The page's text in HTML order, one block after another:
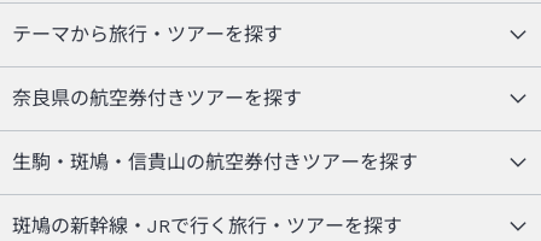
テーマから旅行・ツアーを探す
奈良県の航空券付きツアーを探す
生駒・斑鳩・信貴山の航空券付きツアーを探す
斑鳩の新幹線・JRで行く旅行・ツアーを探す